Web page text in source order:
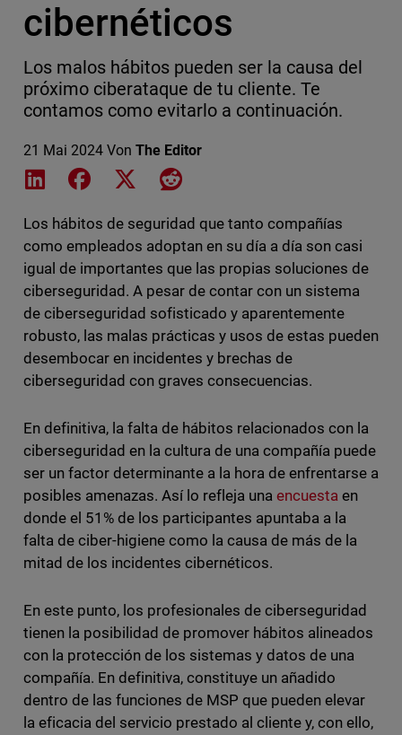
cibernéticos
Los malos hábitos pueden ser la causa del
próximo ciberataque de tu cliente. Te
contamos como evitarlo a continuación.
21 Mai 2024 Von The Editor
Share on LinkedIn
Share on Facebook
Share on XShare on Reddit
Los hábitos de seguridad que tanto compañías
como empleados adoptan en su día a día son casi
igual de importantes que las propias soluciones de
ciberseguridad. A pesar de contar con un sistema
de ciberseguridad sofisticado y aparentemente
robusto, las malas prácticas y usos de estas pueden
desembocar en incidentes y brechas de
ciberseguridad con graves consecuencias.
En definitiva, la falta de hábitos relacionados con la
ciberseguridad en la cultura de una compañía puede
ser un factor determinante a la hora de enfrentarse a
posibles amenazas. Así lo refleja unaencuesta en
donde el 51% de los participantes apuntaba a la
falta de ciber-higiene como la causa de más de la
mitad de los incidentes cibernéticos.
En este punto, los profesionales de ciberseguridad
tienen la posibilidad de promover hábitos alineados
con la protección de los sistemas y datos de una
compañía. En definitiva, constituye un añadido
dentro de las funciones de MSP que pueden elevar
la eficacia del servicio prestado al cliente y, con ello,